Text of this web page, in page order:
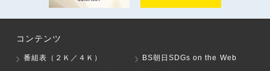
コンテンツ
番組表（２Ｋ／４Ｋ）
BS朝日SDGs on the Web